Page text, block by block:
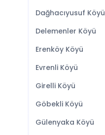
Dağhacıyusuf Köyü
Delemenler Köyü
Erenköy Köyü
Evrenli Köyü
Girelli Köyü
Göbekli Köyü
Gülenyaka Köyü